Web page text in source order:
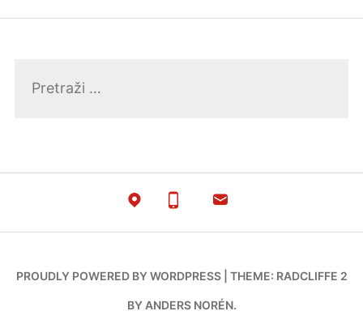
PROUDLY POWERED BY WORDPRESS THEME: RADCLIFFE 2
BYANDERS NORÉN.